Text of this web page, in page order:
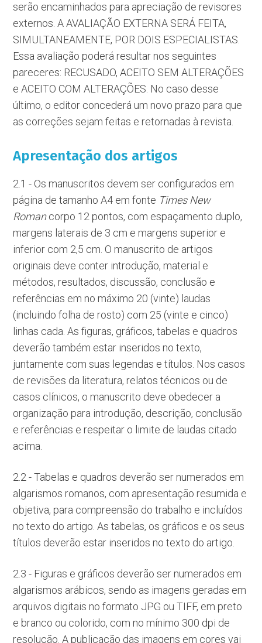
serão encaminhados para apreciação de revisores
externos. A AVALIAÇÃO EXTERNA SERÁ FEITA,
SIMULTANEAMENTE, POR DOIS ESPECIALISTAS.
Essa avaliação poderá resultar nos seguintes
pareceres: RECUSADO, ACEITO SEM ALTERAÇÕES
e ACEITO COM ALTERAÇÕES. No caso desse
último, o editor concederá um novo prazo para que
as correções sejam feitas e retornadas à revista.
Apresentação dos artigos
2.1 - Os manuscritos devem ser configurados em
página de tamanho A4 em fonte Times New
Romancorpo 12 pontos, com espaçamento duplo,
margens laterais de 3 cm e margens superior e
inferior com 2,5 cm. O manuscrito de artigos
originais deve conter introdução, material e
métodos, resultados, discussão, conclusão e
referências em no máximo 20 (vinte) laudas
(incluindo folha de rosto) com 25 (vinte e cinco)
linhas cada. As figuras, gráficos, tabelas e quadros
deverão também estar inseridos no texto,
juntamente com suas legendas e títulos. Nos casos
de revisões da literatura, relatos técnicos ou de
casos clínicos, o manuscrito deve obedecer a
organização para introdução, descrição, conclusão
e referências e respeitar o limite de laudas citado
acima.
2.2 - Tabelas e quadros deverão ser numerados em
algarismos romanos, com apresentação resumida e
objetiva, para compreensão do trabalho e incluídos
no texto do artigo. As tabelas, os gráficos e os seus
títulos deverão estar inseridos no texto do artigo.
2.3 - Figuras e gráficos deverão ser numerados em
algarismos arábicos, sendo as imagens geradas em
arquivos digitais no formato JPG ou TIFF, em preto
e branco ou colorido, com no mínimo 300 dpi de
resolução. A publicação das imagens em cores vai